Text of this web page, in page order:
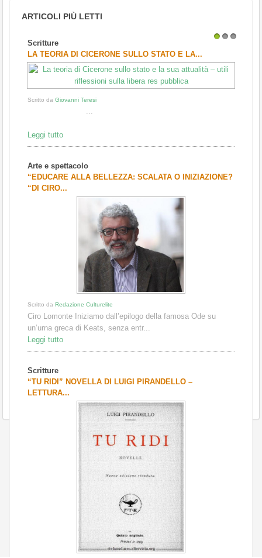
ARTICOLI PIÙ LETTI
Scritture
LA TEORIA DI CICERONE SULLO STATO E LA...
Scritto da Giovanni Teresi
...
Leggi tutto
Arte e spettacolo
“EDUCARE ALLA BELLEZZA: SCALATA O INIZIAZIONE?
“DI CIRO...
Scritto da Redazione Culturelite
Ciro Lomonte Iniziamo dall’epilogo della famosa Ode su
un’urna greca di Keats, senza entr...
Leggi tutto
Scritture
“TU RIDI” NOVELLA DI LUIGI PIRANDELLO –
LETTURA...